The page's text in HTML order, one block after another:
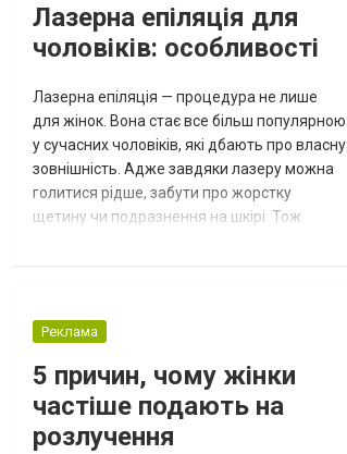
список услуг, который способен...
Лазерна епіляція для
чоловіків: особливості
Лазерна епіляція — процедура не лише
для жінок. Вона стає все більш популярною
у сучасних чоловіків, які дбають про власну
зовнішність. Адже завдяки лазеру можна
голитися рідше, забути про жорстку
щетину чи подразнення на шкірі. Тож
Тож для досягнення бажаного ефекту
Реклама
5 причин, чому жінки
частіше подають на
розлучення